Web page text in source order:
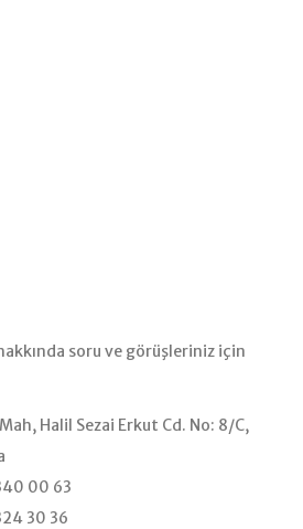
soru ve görüşleriniz için
Halil Sezai Erkut Cd. No: 8/C,
00 63
30 36